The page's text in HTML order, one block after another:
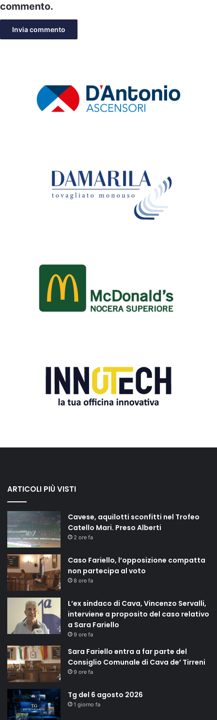
commento.
ARTICOLI PIÙ VISTI
Cavese, aquilotti sconfitti nel Trofeo
Catello Mari. Preso Alberti
2 ore fa
Caso Fariello, l’opposizione compatta
non partecipa al voto
8 ore fa
L’ex sindaco di Cava, Vincenzo Servalli,
interviene a proposito del caso relativo
a Sara Fariello
9 ore fa
Sara Fariello entra a far parte del
Consiglio Comunale di Cava de’ Tirreni
9 ore fa
Tg del 6 agosto 2026
1 giorno fa